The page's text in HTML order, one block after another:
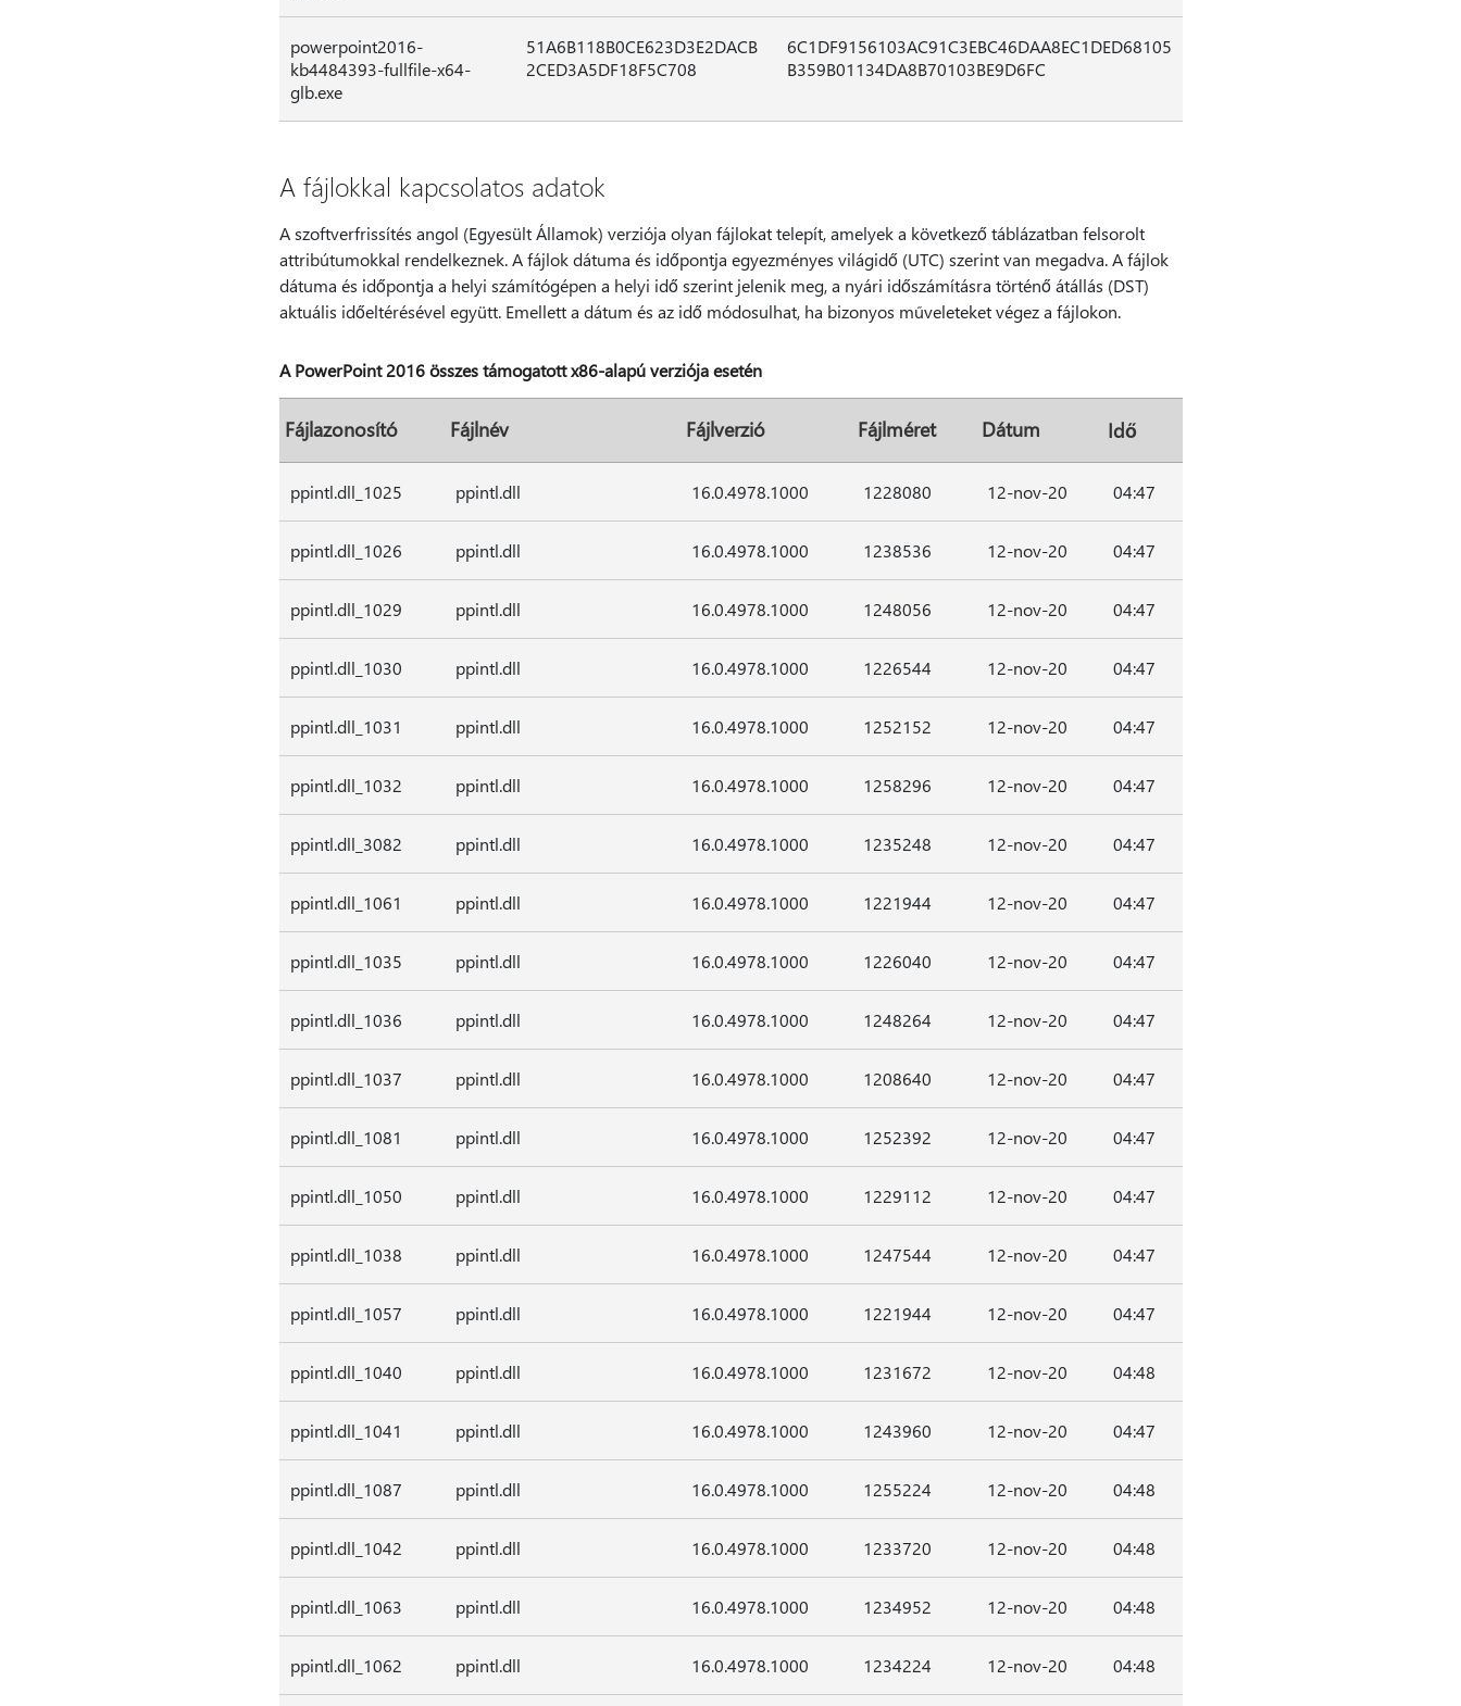
powerpoint2016-
kb4484393-fullfile-x64-
glb.exe
51A6B118B0CE623D3E2DACB
2CED3A5DF18F5C708
6C1DF9156103AC91C3EBC46DAA8EC1DED68105
B359B01134DA8B70103BE9D6FC
A fájlokkal kapcsolatos adatok
A szoftverfrissítés angol (Egyesült Államok) verziója olyan fájlokat telepít, amelyek a következő táblázatban felsorolt
attribútumokkal rendelkeznek. A fájlok dátuma és időpontja egyezményes világidő (UTC) szerint van megadva. A fájlok
dátuma és időpontja a helyi számítógépen a helyi idő szerint jelenik meg, a nyári időszámításra történő átállás (DST)
aktuális időeltérésével együtt. Emellett a dátum és az idő módosulhat, ha bizonyos műveleteket végez a fájlokon.
A PowerPoint 2016 összes támogatott x86-alapú verziója esetén
Fájlazonosító Fájlnév Fájlverzió Fájlméret Dátum Idő
ppintl.dll_1025 ppintl.dll 16.0.4978.1000 1228080 12-nov-20 04:47
ppintl.dll_1026 ppintl.dll 16.0.4978.1000 1238536 12-nov-20 04:47
ppintl.dll_1029 ppintl.dll 16.0.4978.1000 1248056 12-nov-20 04:47
ppintl.dll_1030 ppintl.dll 16.0.4978.1000 1226544 12-nov-20 04:47
ppintl.dll_1031 ppintl.dll 16.0.4978.1000 1252152 12-nov-20 04:47
ppintl.dll_1032 ppintl.dll 16.0.4978.1000 1258296 12-nov-20 04:47
ppintl.dll_3082 ppintl.dll 16.0.4978.1000 1235248 12-nov-20 04:47
ppintl.dll_1061 ppintl.dll 16.0.4978.1000 1221944 12-nov-20 04:47
ppintl.dll_1035 ppintl.dll 16.0.4978.1000 1226040 12-nov-20 04:47
ppintl.dll_1036 ppintl.dll 16.0.4978.1000 1248264 12-nov-20 04:47
ppintl.dll_1037 ppintl.dll 16.0.4978.1000 1208640 12-nov-20 04:47
ppintl.dll_1081 ppintl.dll 16.0.4978.1000 1252392 12-nov-20 04:47
ppintl.dll_1050 ppintl.dll 16.0.4978.1000 1229112 12-nov-20 04:47
ppintl.dll_1038 ppintl.dll 16.0.4978.1000 1247544 12-nov-20 04:47
ppintl.dll_1057 ppintl.dll 16.0.4978.1000 1221944 12-nov-20 04:47
ppintl.dll_1040 ppintl.dll 16.0.4978.1000 1231672 12-nov-20 04:48
ppintl.dll_1041 ppintl.dll 16.0.4978.1000 1243960 12-nov-20 04:47
ppintl.dll_1087 ppintl.dll 16.0.4978.1000 1255224 12-nov-20 04:48
ppintl.dll_1042 ppintl.dll 16.0.4978.1000 1233720 12-nov-20 04:48
ppintl.dll_1063 ppintl.dll 16.0.4978.1000 1234952 12-nov-20 04:48
ppintl.dll_1062 ppintl.dll 16.0.4978.1000 1234224 12-nov-20 04:48